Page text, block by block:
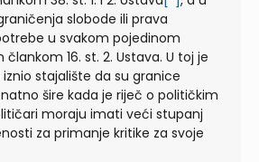
slobode ili prava
u svakom pojedinom
16. st. 2. Ustava. U toj je
stajalište da su granice
šire kada je riječ o političkim
moraju imati veći stupanj
za primanje kritike za svoje